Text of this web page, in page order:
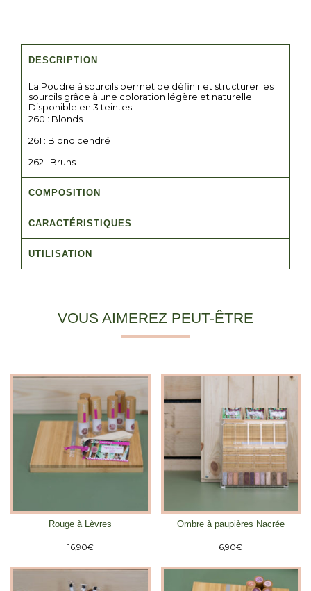
DESCRIPTION
La Poudre à sourcils permet de définir et structurer les
sourcils grâce à une coloration légère et naturelle.
Disponible en 3 teintes :
260 : Blonds
261 : Blond cendré
262 : Bruns
COMPOSITION
CARACTÉRISTIQUES
UTILISATION
VOUS AIMEREZ PEUT-ÊTRE
Rouge à Lèvres
16,90€
Ombre à paupières Nacrée
6,90€